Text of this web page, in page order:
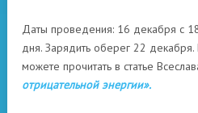
Даты проведения: 16 декабря с
дня. Зарядить оберег 22
можете прочитать в статье
отрицательной энергии».